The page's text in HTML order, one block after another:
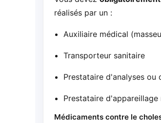
réalisés par un :
Auxiliaire médical
Transporteur sanitaire
Prestataire d'analyses ou
Prestataire d'appareillage
Médicaments contre le